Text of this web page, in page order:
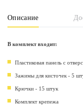
Описание
В комплект входит:
Пластиковая панель с
Зажимы для кисточек - 5
Крючки - 15 штук
Комплект крепежа